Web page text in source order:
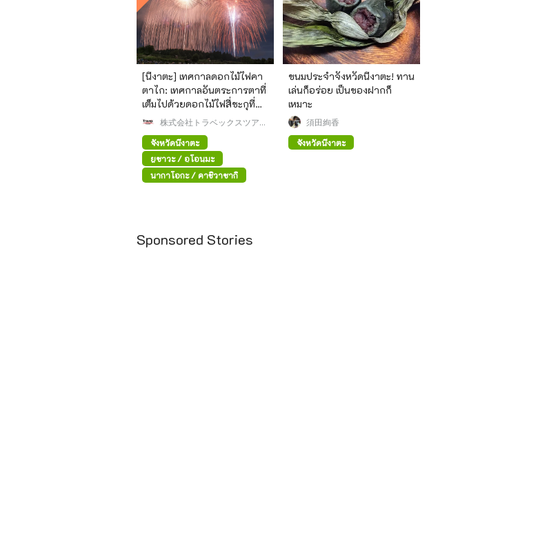
[นีงาตะ] เทศกาลดอกไม้ไฟคา
ตาไก: เทศกาลอันตระการตาที่
เต็มไปด้วยดอกไม้ไฟสี่ชะกุที่
ใหญ่ที่สุดในโลก!
株式会社トラベックスツアー
จังหวัดนีงาตะ
ยูซาวะ / อุโอนุมะ
นากาโอกะ / คาชิวาซากิ
ขนมประจำจังหวัดนีงาตะ! ทาน
เล่นก็อร่อย เป็นของฝากก็
เหมาะ
須田絢香
จังหวัดนีงาตะ
Sponsored Stories